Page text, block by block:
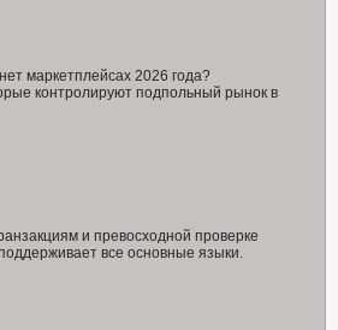
маркетплейсах 2026 года?
контролируют подпольный рынок в
и превосходной проверке
все основные языки.